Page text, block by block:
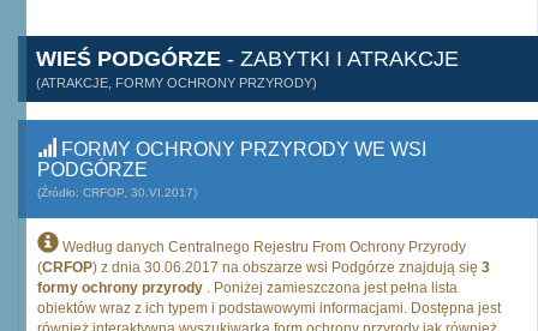
WIEŚ PODGÓRZE - ZABYTKI I ATRAKCJE
(ATRAKCJE, FORMY OCHRONY PRZYRODY)
FORMY OCHRONY PRZYRODY WE WSI
PODGÓRZE
(Źródło: CRFOP, 30.VI.2017)
Według danych Centralnego Rejestru From Ochrony Przyrody
(CRFOP) z dnia 30.06.2017 na obszarze wsi Podgórze znajdują się 3
formy ochrony przyrody . Poniżej zamieszczona jest pełna lista
obiektów wraz z ich typem i podstawowymi informacjami. Dostępna jest